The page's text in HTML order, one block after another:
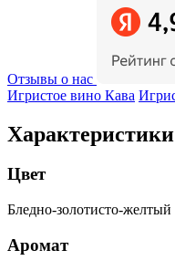
Отзывы о нас
Игристое вино Кава
Характеристики
Цвет
Бледно-золотисто-
Аромат